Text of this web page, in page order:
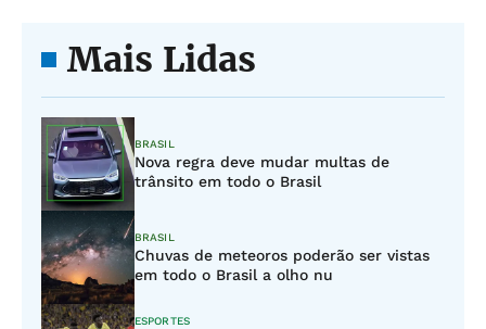
Mais Lidas
BRASIL
Nova regra deve mudar multas de
trânsito em todo o Brasil
BRASIL
Chuvas de meteoros poderão ser vistas
em todo o Brasil a olho nu
ESPORTES